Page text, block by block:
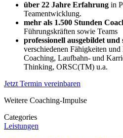
über 22 Jahre Erfahrung in
Teamentwicklung.
mehr als 1.500 Stunden
Führungskräften sowie Teams
professionell ausgebildet
verschiedenen Fähigkeiten
Coaching, Laufbahn- und
Thinking, ORSC(TM) u.a.
Jetzt Termin vereinbaren
Weitere Coaching-Impulse
Categories
Leistungen